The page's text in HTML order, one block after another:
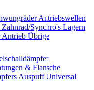
Antriebswellen
Zahnrad/Synchro's Lagern
Antrieb Übrige
& Flansche
Auspuff Universal